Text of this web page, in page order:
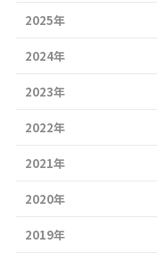
2025年
2024年
2023年
2022年
2021年
2020年
2019年